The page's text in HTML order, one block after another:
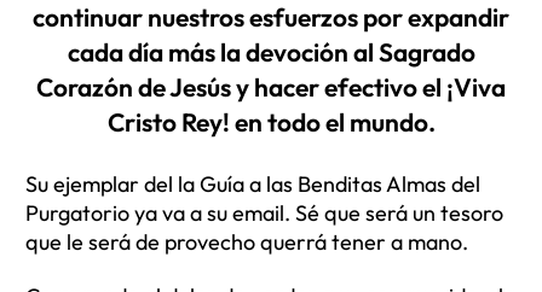
continuar nuestros esfuerzos por expandir
cada día más la devoción al Sagrado
Corazón de Jesús y hacer efectivo el ¡Viva
Cristo Rey! en todo el mundo.
Su ejemplar del la Guía a las Benditas Almas del
Purgatorio ya va a su email. Sé que será un tesoro
que le será de provecho querrá tener a mano.